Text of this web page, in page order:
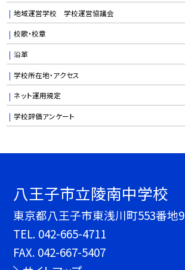
地域運営学校 学校運営協議会
校歌・校章
沿革
学校所在地・アクセス
ネット運用規定
学校評価アンケート
八王子市立陵南中学校
東京都八王子市東浅川町553番地9
TEL. 042-665-4711
FAX. 042-667-5407